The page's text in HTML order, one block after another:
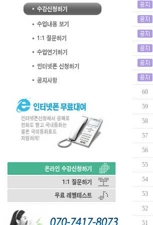
60
59
58
57
56
55
54
53
52
51